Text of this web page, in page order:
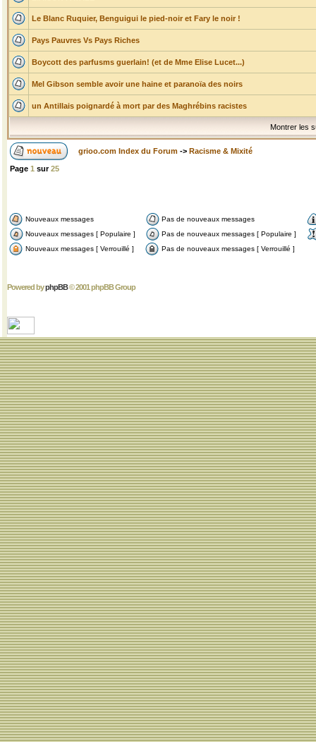
Le Blanc Ruquier, Benguigui le pied-noir et Fary le noir !
Pays Pauvres Vs Pays Riches
Boycott des parfusms guerlain! (et de Mme Elise Lucet...)
Mel Gibson semble avoir une haine et paranoïa des noirs
un Antillais poignardé à mort par des Maghrébins racistes
Montrer les
grioo.com Index du Forum -> Racisme & Mixité
Page 1 sur25
Nouveaux messages
Pas de nouveaux messages
Nouveaux messages [ Populaire ]
Pas de nouveaux messages [ Populaire ]
Nouveaux messages [ Verrouillé ]
Pas de nouveaux messages [ Verrouillé ]
Powered byphpBB© 2001 phpBB Group